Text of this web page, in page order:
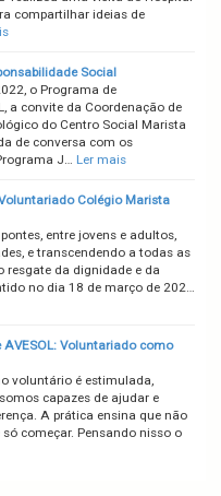
compartilhar ideias de
Social
o Programa de
a convite da Coordenação de
do Centro Social Marista
de conversa com os
J… Ler mais
Colégio Marista
entre jovens e adultos,
e transcendendo a todas as
resgate da dignidade e da
no dia 18 de março de 202…
Voluntariado como
voluntário é estimulada,
capazes de ajudar e
A prática ensina que não
começar. Pensando nisso o